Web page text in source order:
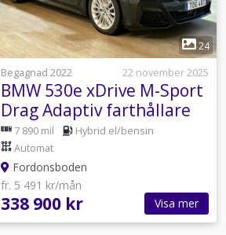
1
24
Begagnad 2022
22 november 2025
BMW 530e xDrive M-Sport
Drag Adaptiv farthållare
Skinn 292hk
7 890 mil
Hybrid el/bensin
Automat
Fordonsboden
fr. 5 491 kr/mån
338 900 kr Visa mer